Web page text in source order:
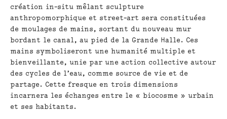
création in-situ mêlant sculpture
anthropomorphique et street-art sera constituées
de moulages de mains, sortant du nouveau mur
bordant le canal, au pied de la Grande Halle. Ces
mains symboliseront une humanité multiple et
bienveillante, unie par une action collective autour
des cycles de l’eau, comme source de vie et de
partage. Cette fresque en trois dimensions
incarnera les échanges entre le « biocosme » urbain
et ses habitants.